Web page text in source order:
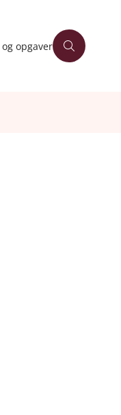
opgaver